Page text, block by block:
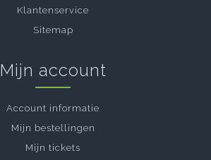
Klantenservice
Sitemap
Mijn account
Account informatie
Mijn bestellingen
Mijn tickets